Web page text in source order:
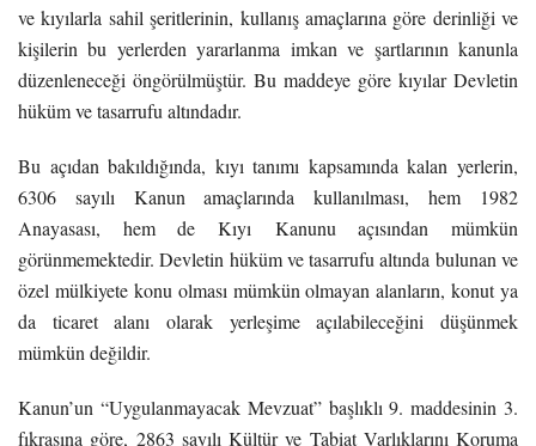
ve kıyılarla sahil şeritlerinin, kullanış amaçlarına göre derinliği ve
kişilerin bu yerlerden yararlanma imkan ve şartlarının kanunla
düzenleneceği öngörülmüştür. Bu maddeye göre kıyılar Devletin
hüküm ve tasarrufu altındadır.
Bu açıdan bakıldığında, kıyı tanımı kapsamında kalan yerlerin,
6306 sayılı Kanun amaçlarında kullanılması, hem 1982
Anayasası, hem de Kıyı Kanunu açısından mümkün
görünmemektedir. Devletin hüküm ve tasarrufu altında bulunan ve
özel mülkiyete konu olması mümkün olmayan alanların, konut ya
da ticaret alanı olarak yerleşime açılabileceğini düşünmek
mümkün değildir.
Kanun’un “Uygulanmayacak Mevzuat” başlıklı 9. maddesinin 3.
fıkrasına göre, 2863 sayılı Kültür ve Tabiat Varlıklarını Koruma